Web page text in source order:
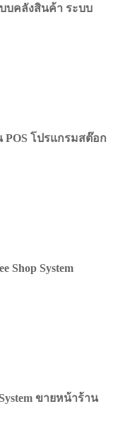
บบคลังสินค้า ระบบ
POS โปรแกรมสต๊อก
Shop System
ขายหน้าร้าน